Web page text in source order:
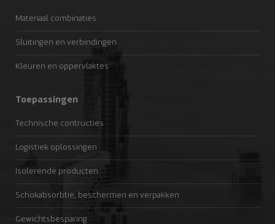
Materiaal combinaties
Sluitingen en verbindingen
Kleuren en oppervlaktes
Toepassingen
Technische contructies
Logistiek oplossingen
Isolerende producten
Schokabsorbtie, beschermen en verpakken
Gewichtsbesparing